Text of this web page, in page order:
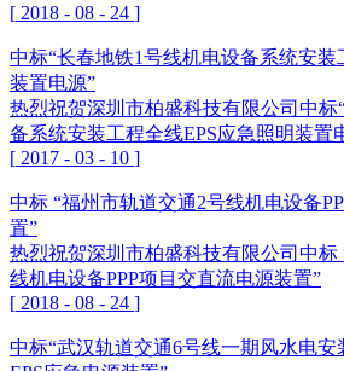
[ 2018 - 08 - 24 ]
中标“长春地铁1号线机电设备系统安装
装置电源”
热烈祝贺深圳市柏盛科技有限公司中标
备系统安装工程全线EPS应急照明装置
[ 2017 - 03 - 10 ]
中标 “福州市轨道交通2号线机电设备
置”
热烈祝贺深圳市柏盛科技有限公司中标
线机电设备PPP项目交直流电源装置”
[ 2018 - 08 - 24 ]
中标“武汉轨道交通6号线一期风水电安